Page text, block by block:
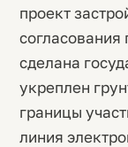
проект
согласования
сделана
укреплен
границы
линия